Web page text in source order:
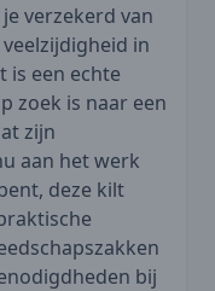
verzekerd van
in
is een echte
zoek is naar een
zijn
aan het werk
deze kilt
bij